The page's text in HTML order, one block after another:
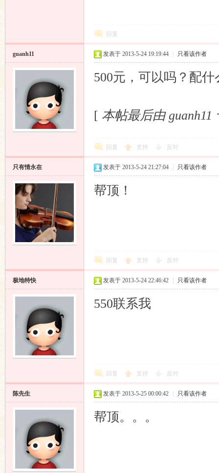
回复
guanh11 发表于 2013-5-24 19:19:44 只看该作者
500元，可以吗？配
[ 本帖最后由
回复 支持 反对
只有情永在 发表于 2013-5-24 21:27:04 只看该作者
帮顶！
回复 支持 反对
极地特快 发表于 2013-5-24 22:46:42 只看该作者
550联系我
回复 支持 反对
陈先生 发表于 2013-5-25 00:00:42 只看该作者
帮顶。。。